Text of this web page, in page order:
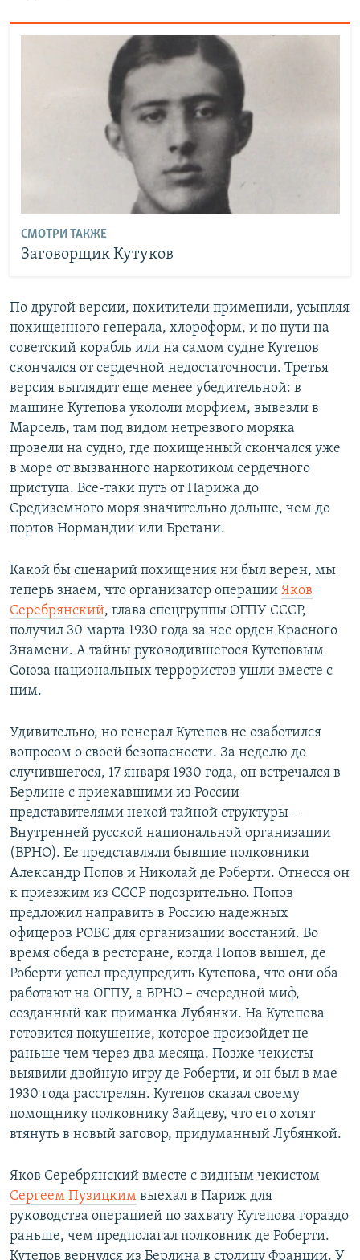
СМОТРИ ТАКЖЕ
Заговорщик Кутуков
По другой версии, похитители применили, усыпляя
похищенного генерала, хлороформ, и по пути на
советский корабль или на самом судне Кутепов
скончался от сердечной недостаточности. Третья
версия выглядит еще менее убедительной: в
машине Кутепова укололи морфием, вывезли в
Марсель, там под видом нетрезвого моряка
провели на судно, где похищенный скончался уже
в море от вызванного наркотиком сердечного
приступа. Все-таки путь от Парижа до
Средиземного моря значительно дольше, чем до
портов Нормандии или Бретани.
Какой бы сценарий похищения ни был верен, мы
теперь знаем, что организатор операции Яков
Серебрянский, глава спецгруппы ОГПУ СССР,
получил 30 марта 1930 года за нее орден Красного
Знамени. А тайны руководившегося Кутеповым
Союза национальных террористов ушли вместе с
ним.
Удивительно, но генерал Кутепов не озаботился
вопросом о своей безопасности. За неделю до
случившегося, 17 января 1930 года, он встречался в
Берлине с приехавшими из России
представителями некой тайной структуры –
Внутренней русской национальной организации
(ВРНО). Ее представляли бывшие полковники
Александр Попов и Николай де Роберти. Отнесся он
к приезжим из СССР подозрительно. Попов
предложил направить в Россию надежных
офицеров РОВС для организации восстаний. Во
время обеда в ресторане, когда Попов вышел, де
Роберти успел предупредить Кутепова, что они оба
работают на ОГПУ, а ВРНО – очередной миф,
созданный как приманка Лубянки. На Кутепова
готовится покушение, которое произойдет не
раньше чем через два месяца. Позже чекисты
выявили двойную игру де Роберти, и он был в мае
1930 года расстрелян. Кутепов сказал своему
помощнику полковнику Зайцеву, что его хотят
втянуть в новый заговор, придуманный Лубянкой.
Яков Серебрянский вместе с видным чекистом
Сергеем Пузицким выехал в Париж для
руководства операцией по захвату Кутепова гораздо
раньше, чем предполагал полковник де Роберти.
Кутепов вернулся из Берлина в столицу Франции. У